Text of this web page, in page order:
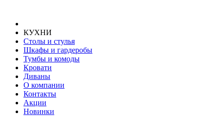
КУХНИ
Столы и стулья
Шкафы и гардеробы
Тумбы и комоды
Кровати
Диваны
О компании
Контакты
Акции
Новинки